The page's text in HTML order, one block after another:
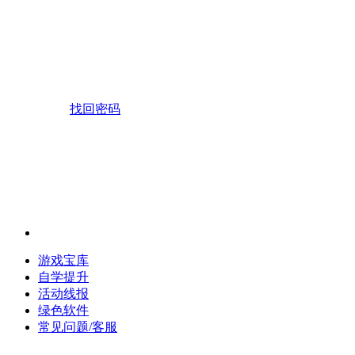
找回密码
游戏宝库
自学提升
活动线报
绿色软件
常见问题/客服